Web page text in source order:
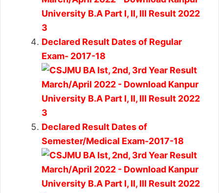
Declared Result Dates of Regular
Exam- 2017-18
Declared Result Dates of
Semester/Medical Exam-2017-18